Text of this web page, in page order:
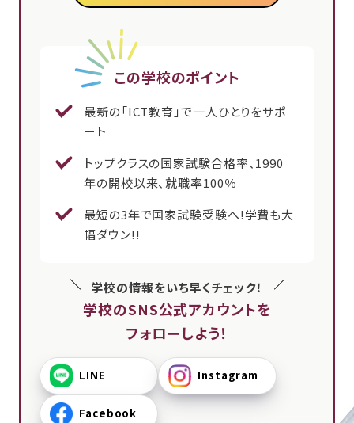
この学校のポイント
最新の「ICT教育」で一人ひとりをサポ
ート
トップクラスの国家試験合格率、1990
年の開校以来、就職率100％
最短の3年で国家試験受験へ!学費も大
幅ダウン!!
学校の情報をいち早くチェック！
学校のSNS公式アカウントを
フォローしよう！
LINE Instagram
Facebook